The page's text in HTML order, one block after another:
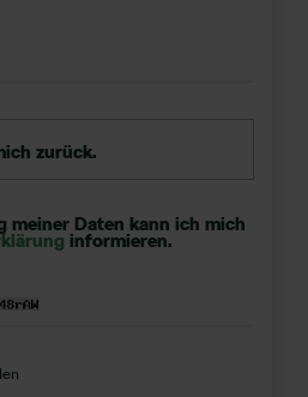
zurück.
meiner Daten kann ich mich
informieren.